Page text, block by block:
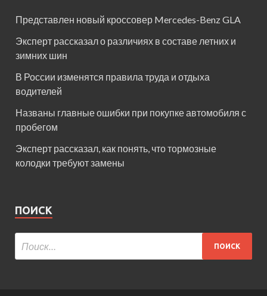
Представлен новый кроссовер Mercedes-Benz GLA
Эксперт рассказал о различиях в составе летних и
зимних шин
В России изменятся правила труда и отдыха
водителей
Названы главные ошибки при покупке автомобиля с
пробегом
Эксперт рассказал, как понять, что тормозные
колодки требуют замены
ПОИСК